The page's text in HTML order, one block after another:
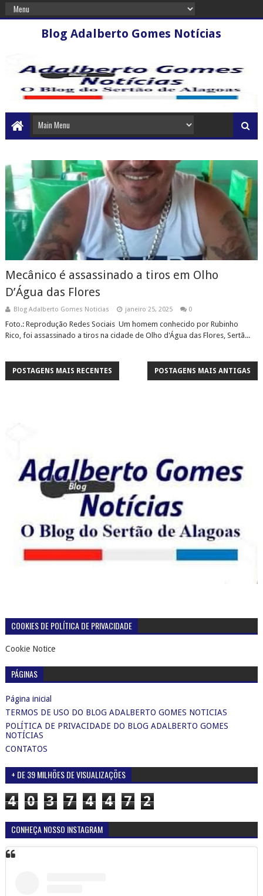
Blog Adalberto Gomes Notícias
Mecânico é assassinado a tiros em Olho
D’Água das Flores
Blog Adalberto Gomes Noticias janeiro 25, 2025 0
Foto.: Reprodução Redes Sociais Um homem conhecido por Rubinho
Rico, foi assassinado a tiros na cidade de Olho d'Água das Flores, Sertã...
POSTAGENS MAIS RECENTES POSTAGENS MAIS ANTIGAS
COOKIES DE POLÍTICA DE PRIVACIDADE
Cookie Notice
PÁGINAS
Página inicial
TERMOS DE USO DO BLOG ADALBERTO GOMES NOTICIAS
POLÍTICA DE PRIVACIDADE DO BLOG ADALBERTO GOMES
NOTÍCIAS
CONTATOS
+ DE 39 MILHÕES DE VISUALIZAÇÕES
4 0 3 7 4 4 7 2
CONHEÇA NOSSO INSTAGRAM